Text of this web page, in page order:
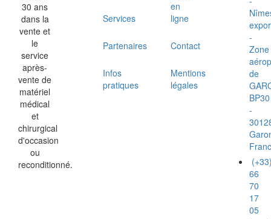
30 ans
dans la
vente et
le
service
après-
vente de
matériel
médical
et
chirurgical
d'occasion
ou
reconditionné.
Services
Partenaires
Infos
pratiques
en
ligne
Contact
Mentions
légales
-
Zone
de
BP30
-
66
70
17
05